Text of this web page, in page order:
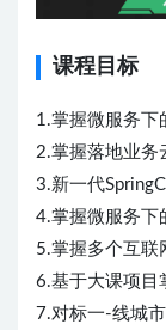
课程目标
1.掌握微服务下
2.掌握落地业务
3.新一代
4.掌握微服务下
5.掌握多个互联
6.基于大课项目
7.对标一-线城